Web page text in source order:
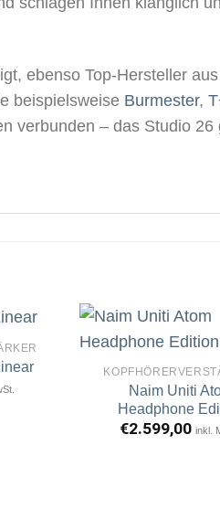
ebenso Top-Hersteller
beispielsweise Burmester,
verbunden – das Studio 26
Artikel
Naim Uniti
Headphone
€2.599,00 inkl.